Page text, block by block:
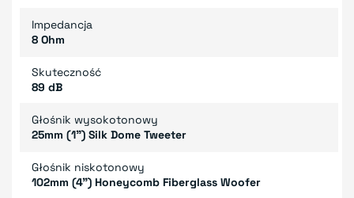
Impedancja
8 Ohm
Skuteczność
89 dB
Głośnik wysokotonowy
25mm (1") Silk Dome Tweeter
Głośnik niskotonowy
102mm (4") Honeycomb Fiberglass Woofer